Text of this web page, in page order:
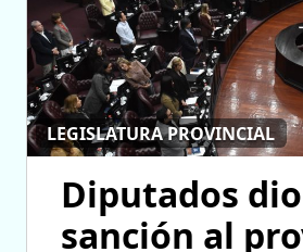
LEGISLATURA PROVINCIAL
Diputados
sanción al